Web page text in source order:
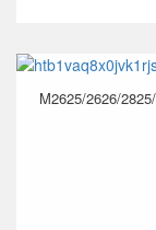
M2625/2626/